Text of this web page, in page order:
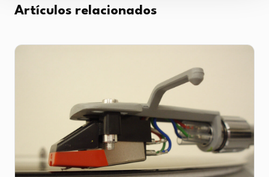
Artículos relacionados